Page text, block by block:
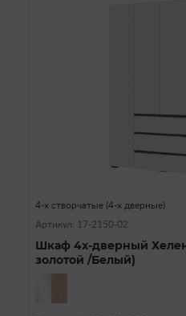
4-х створчатые (4-х дверные)
Артикул: 17-2150-02
Шкаф 4х-дверный
золотой /Белый)